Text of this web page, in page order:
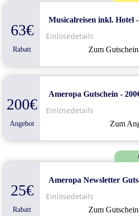
63€
Rabatt
Musicalreisen inkl. Hotel
Zum
Einlösedetails
200€
Angebot
Ameropa Gutschein -
Zum
Einlösedetails
25€
Rabatt
Ameropa Newsletter
Zum
Einlösedetails